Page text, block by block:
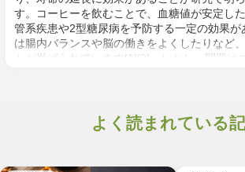
す。コーヒーを飲むことで、血糖値が安定し
管系疾患や2型糖尿病を予防する一定の効果が
は腸内バランスや脳の働きをよくしたりなど
トが挙げられています[1][2]。しかし、問題は
よく読まれている